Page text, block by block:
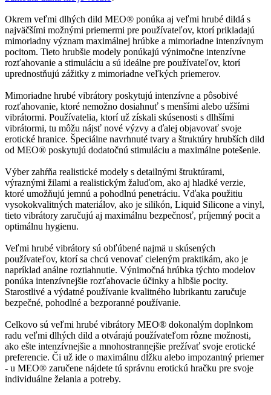
Okrem veľmi dlhých dild MEO® ponúka aj veľmi hrubé dildá s
najväčšími možnými priemermi pre používateľov, ktorí prikladajú
mimoriadny význam maximálnej hrúbke a mimoriadne intenzívnym
pocitom. Tieto hrubšie modely ponúkajú výnimočne intenzívne
rozťahovanie a stimuláciu a sú ideálne pre používateľov, ktorí
uprednostňujú zážitky z mimoriadne veľkých priemerov.
Mimoriadne hrubé vibrátory poskytujú intenzívne a pôsobivé
rozťahovanie, ktoré nemožno dosiahnuť s menšími alebo užšími
vibrátormi. Používatelia, ktorí už získali skúsenosti s dlhšími
vibrátormi, tu môžu nájsť nové výzvy a ďalej objavovať svoje
erotické hranice. Špeciálne navrhnuté tvary a štruktúry hrubších dild
od MEO® poskytujú dodatočnú stimuláciu a maximálne potešenie.
Výber zahŕňa realistické modely s detailnými štruktúrami,
výraznými žilami a realistickým žaluďom, ako aj hladké verzie,
ktoré umožňujú jemnú a pohodlnú penetráciu. Vďaka použitiu
vysokokvalitných materiálov, ako je silikón, Liquid Silicone a vinyl,
tieto vibrátory zaručujú aj maximálnu bezpečnosť, príjemný pocit a
optimálnu hygienu.
Veľmi hrubé vibrátory sú obľúbené najmä u skúsených
používateľov, ktorí sa chcú venovať cieleným praktikám, ako je
napríklad análne roztiahnutie. Výnimočná hrúbka týchto modelov
ponúka intenzívnejšie rozťahovacie účinky a hlbšie pocity.
Starostlivé a výdatné používanie kvalitného lubrikantu zaručuje
bezpečné, pohodlné a bezporanné používanie.
Celkovo sú veľmi hrubé vibrátory MEO® dokonalým doplnkom
radu veľmi dlhých dild a otvárajú používateľom rôzne možnosti,
ako ešte intenzívnejšie a mnohostrannejšie prežívať svoje erotické
preferencie. Či už ide o maximálnu dĺžku alebo impozantný priemer
- u MEO® zaručene nájdete tú správnu erotickú hračku pre svoje
individuálne želania a potreby.